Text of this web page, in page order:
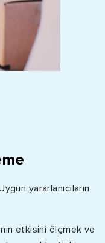
yararlanıcıların
etkisini ölçmek ve